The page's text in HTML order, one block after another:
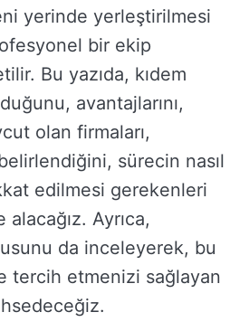
yerinde yerleştirilmesi
bir ekip
Bu yazıda, kıdem
avantajlarını,
olan firmaları,
sürecin nasıl
edilmesi gerekenleri
Ayrıca,
da inceleyerek, bu
tercih etmenizi sağlayan